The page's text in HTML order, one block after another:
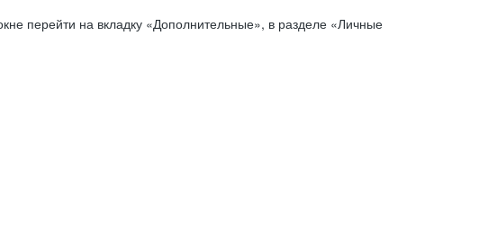
перейти на вкладку «Дополнительные», в разделе «Личные